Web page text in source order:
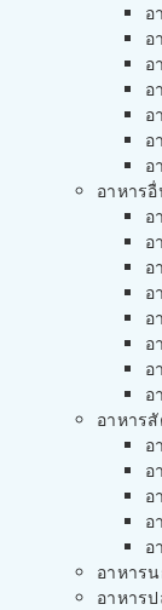
อ
อ
อ
อ
อ
อ
อ
อาหาร
อ
อ
อ
อ
อ
อ
อ
อ
อาหาร
อ
อ
อ
อ
อ
อาหาร
อาหาร